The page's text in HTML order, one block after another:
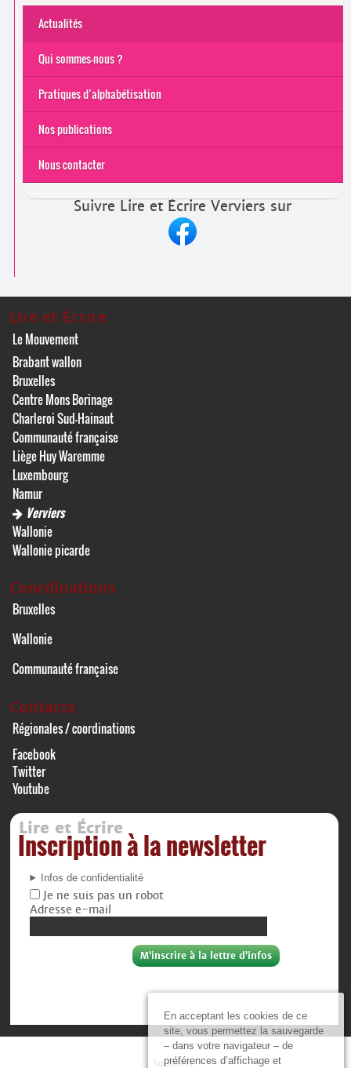
En acceptant les cookies de ce
site, vous permettez la sauvegarde
– dans votre navigateur – de
préférences d’affichage et
Actualités
Qui sommes-nous ?
Pratiques d’alphabétisation
Nos publications
Nous contacter
Suivre Lire et Écrire Verviers sur
Lire et Écrire
Le Mouvement
Brabant wallon
Bruxelles
Centre Mons Borinage
Charleroi Sud-Hainaut
Communauté française
Liège Huy Waremme
Luxembourg
Namur
Verviers
Wallonie
Wallonie picarde
Coordinations
Bruxelles
Wallonie
Communauté française
Contacts
Régionales / coordinations
Facebook
Twitter
Youtube
Lire et Écrire
Inscription à la newsletter
Infos de confidentialité
Je ne suis pas un robot
Adresse e-mail
Soutiens :